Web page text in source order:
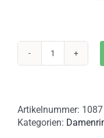
Gulden
|
Vintage-
Artikelnummer: 1087
Kategorien: